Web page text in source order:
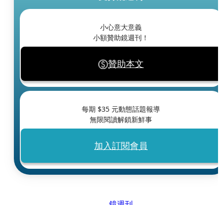
小心意大意義
小額贊助鏡週刊！
贊助本文
每期 $35 元動態話題報導
無限閱讀解鎖新鮮事
加入訂閱會員